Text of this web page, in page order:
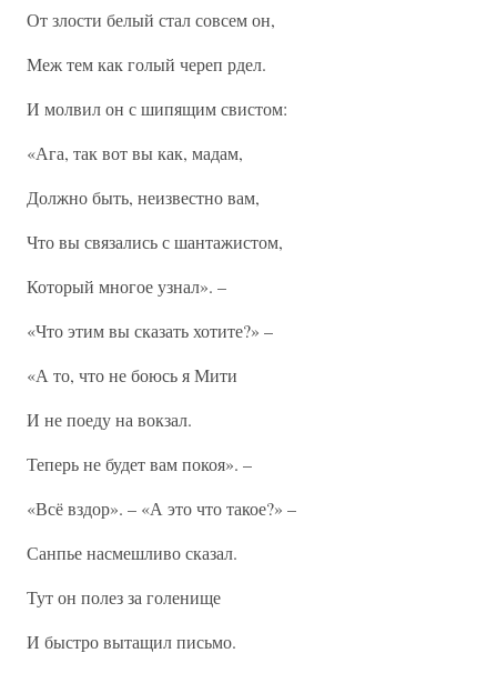
От злости белый стал совсем он,
Меж тем как голый череп рдел.
И молвил он с шипящим свистом:
«Ага, так вот вы как, мадам,
Должно быть, неизвестно вам,
Что вы связались с шантажистом,
Который многое узнал». –
«Что этим вы сказать хотите?» –
«А то, что не боюсь я Мити
И не поеду на вокзал.
Теперь не будет вам покоя». –
«Всё вздор». – «А это что такое?» –
Санпье насмешливо сказал.
Тут он полез за голенище
И быстро вытащил письмо.